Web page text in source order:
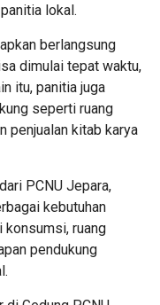
lokal.
berlangsung
dimulai tepat waktu,
itu, panitia juga
seperti ruang
penjualan kitab karya
PCNU Jepara,
kebutuhan
ruang
pendukung